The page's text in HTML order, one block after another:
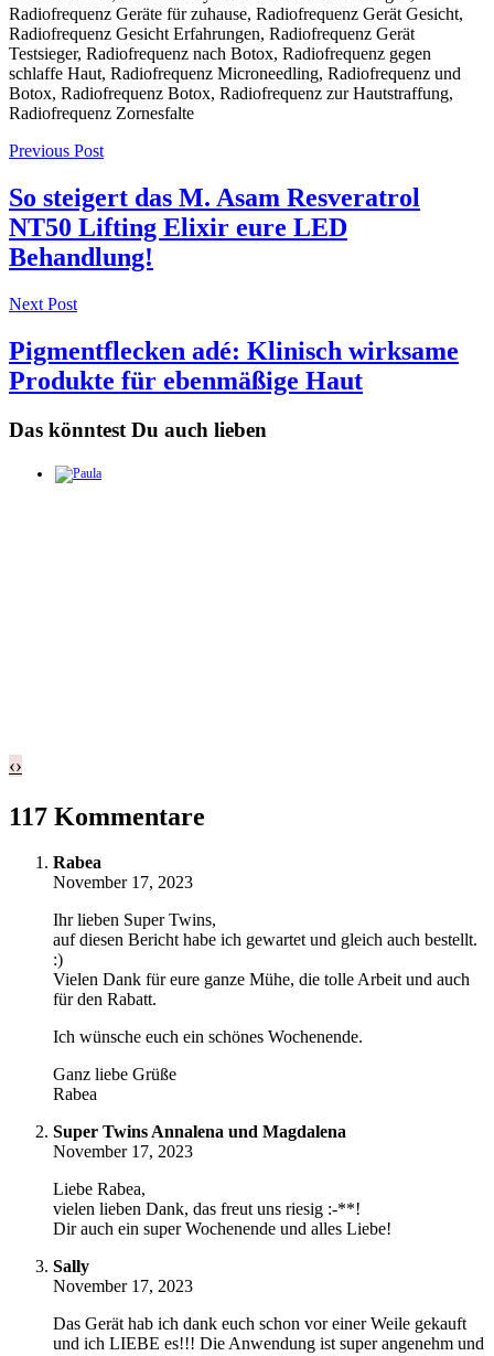
Post
navigation
Previous Post
So steigert das M. Asam Resveratrol
NT50 Lifting Elixir eure LED
Behandlung!
Next Post
Pigmentflecken adé: Klinisch wirksame
Produkte für ebenmäßige Haut
Das könntest Du auch lieben
‹›
117 Kommentare
Rabea
November 17, 2023
Ihr lieben Super Twins,
auf diesen Bericht habe ich gewartet und gleich auch bestellt.
:)
Vielen Dank für eure ganze Mühe, die tolle Arbeit und auch
für den Rabatt.
Ich wünsche euch ein schönes Wochenende.
Ganz liebe Grüße
Rabea
Super Twins Annalena und Magdalena
November 17, 2023
Liebe Rabea,
vielen lieben Dank, das freut uns riesig :-**!
Dir auch ein super Wochenende und alles Liebe!
Sally
November 17, 2023
Das Gerät hab ich dank euch schon vor einer Weile gekauft
und ich LIEBE es!!! Die Anwendung ist super angenehm und